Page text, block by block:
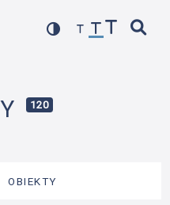
120
OBIEKTY